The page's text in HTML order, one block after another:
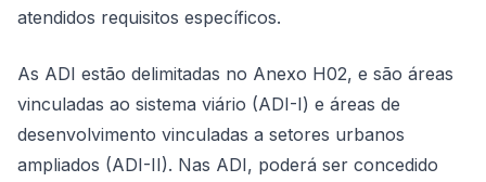
atendidos requisitos específicos.
As ADI estão delimitadas no Anexo H02, e são áreas
vinculadas ao sistema viário (ADI-I) e áreas de
desenvolvimento vinculadas a setores urbanos
ampliados (ADI-II). Nas ADI, poderá ser concedido